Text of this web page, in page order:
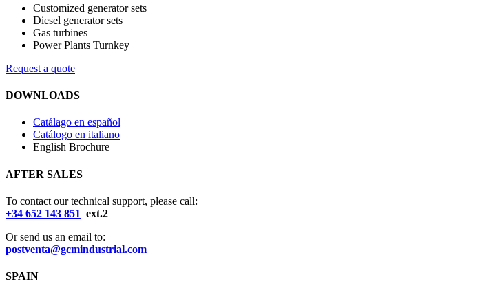
Customized generator sets
Diesel generator sets
Gas turbines
Power Plants Turnkey
Request a quote
DOWNLOADS
Catálago en español
Catálogo en italiano
English Brochure
AFTER SALES
To contact our technical support, please call:
+34 652 143 851 ext.2
Or send us an email to:
postventa@gcmindustrial.com
SPAIN